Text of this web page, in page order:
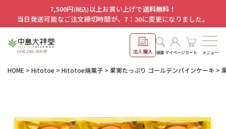
7,500円(税込)以上お買い上げで送料無料！
当日発送可能なご注文締切時間が、7：30に変更になりました。
法人購入 検索マイページカート メニュー
HOME Hitotoe Hitotoe焼菓子 果実たっぷり ゴールデンパインケーキ